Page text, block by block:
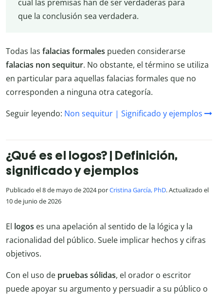
cual las premisas han de ser verdaderas para
que la conclusión sea verdadera.
Todas las falacias formales pueden considerarse
falacias non sequitur. No obstante, el término se utiliza
en particular para aquellas falacias formales que no
corresponden a ninguna otra categoría.
Seguir leyendo: Non sequitur | Significado y ejemplos
¿Qué es el logos? | Definición,
significado y ejemplos
Publicado el 8 de mayo de 2024 porCristina García, PhD. Actualizado el
10 de junio de 2026
El logos es una apelación al sentido de la lógica y la
racionalidad del público. Suele implicar hechos y cifras
objetivos.
Con el uso de pruebas sólidas, el orador o escritor
puede apoyar su argumento y persuadir a su público o